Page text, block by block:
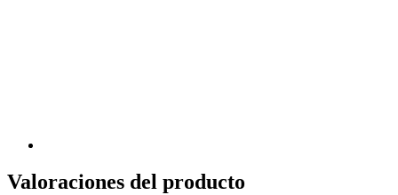
Valoraciones del producto